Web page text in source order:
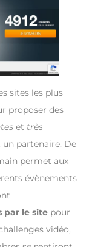
sites les plus
proposer des
et très
partenaire. De
permet aux
évènements
par le site pour
vidéo,